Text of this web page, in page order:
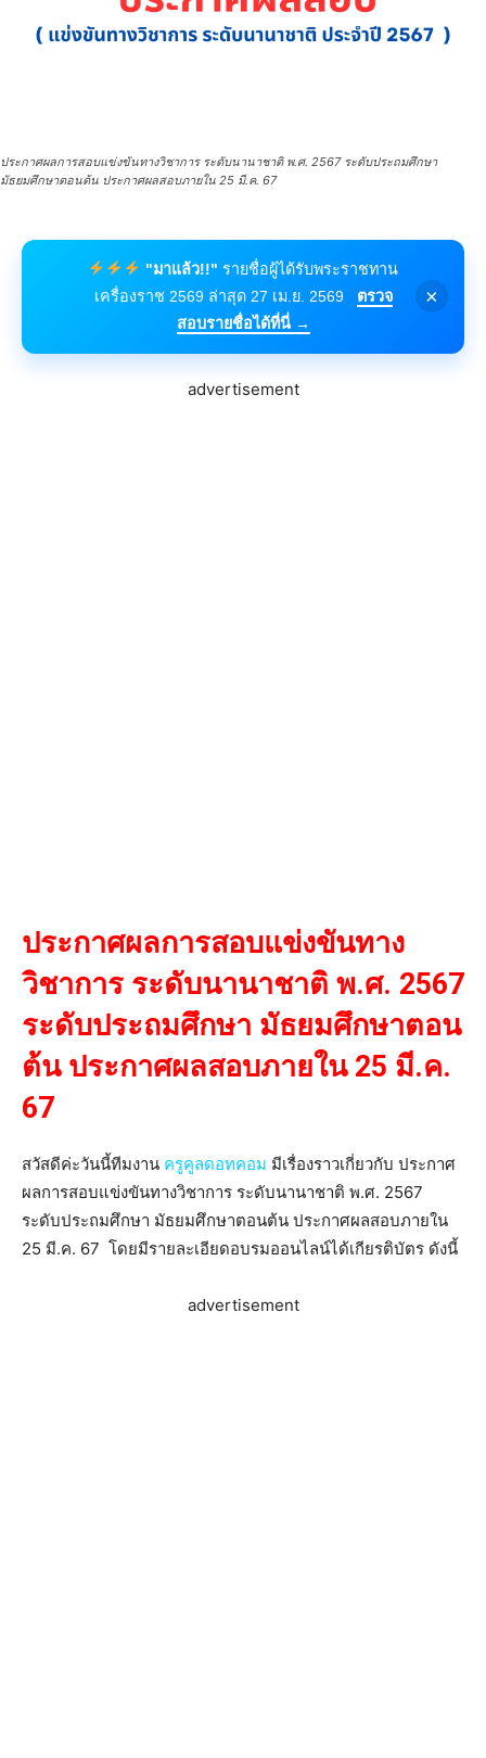
ประกาศผลการสอบแข่งขันทางวิชาการ ระดับนานาชาติ พ.ศ. 2567 ระดับประถมศึกษา
มัธยมศึกษาตอนต้น ประกาศผลสอบภายใน 25 มี.ค. 67
"มาแล้ว!!" รายชื่อผู้ได้รับพระราชทาน
เครื่องราช 2569 ล่าสุด 27 เม.ย. 2569
ตรวจ
สอบรายชื่อได้ที่นี่ →
×
advertisement
ประกาศผลการสอบแข่งขันทาง
วิชาการ ระดับนานาชาติ พ.ศ. 2567
ระดับประถมศึกษา มัธยมศึกษาตอน
ต้น ประกาศผลสอบภายใน 25 มี.ค.
67
สวัสดีค่ะวันนี้ทีมงาน ครูคูลดอทคอม มีเรื่องราวเกี่ยวกับ ประกาศ
ผลการสอบแข่งขันทางวิชาการ ระดับนานาชาติ พ.ศ. 2567
ระดับประถมศึกษา มัธยมศึกษาตอนต้น ประกาศผลสอบภายใน
25 มี.ค. 67 โดยมีรายละเอียดอบรมออนไลน์ได้เกียรติบัตร ดังนี้
advertisement